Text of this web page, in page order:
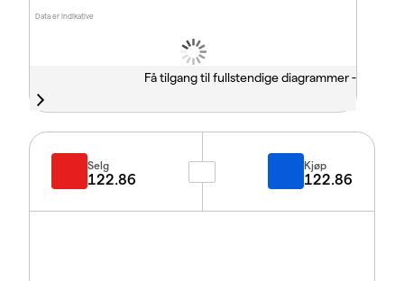
Data er indikative
Få tilgang til fullstendige diagrammer -
Selg
122.86
Kjøp
122.86